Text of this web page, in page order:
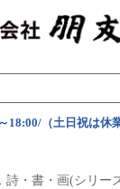
18:00/（土日祝は休業
詩・書・画(シリー